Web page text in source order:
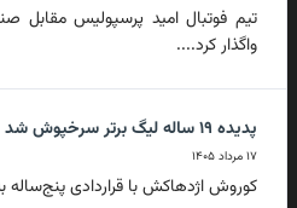
تیم فوتبال امید پرسپولیس مقابل
واگذار کرد....
پدیده ۱۹ ساله لیگ برتر سرخپوش شد
۱۷ مرداد ۱۴۰۵
کوروش اژدهاکش با قراردادی